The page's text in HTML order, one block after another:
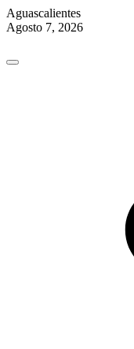
Aguascalientes
Agosto 7, 2026
content